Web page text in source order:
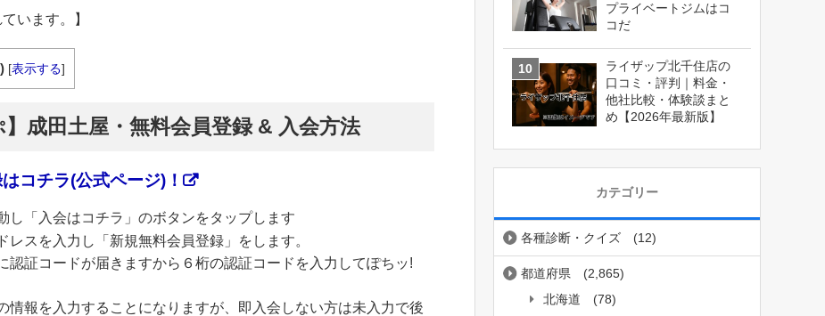
います。】
[表示する]
成田土屋・無料会員登録 & 入会方法
コチラ(公式ページ)！
し「入会はコチラ」のボタンをタップします
スを入力し「新規無料会員登録」をします。
認証コードが届きますから６桁の認証コードを入力してぽちッ!
情報を入力することになりますが、即入会しない方は未入力で後
プライベートジムはコ
コだ
ライザップ北千住店の
口コミ・評判｜料金・
他社比較・体験談まと
め【2026年最新版】
カテゴリー
各種診断・クイズ (12)
都道府県
(2,865)
北海道
(78)